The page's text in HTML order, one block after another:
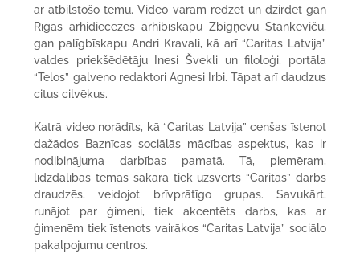
ar atbilstošo tēmu. Video varam redzēt un dzirdēt gan
Rīgas arhidiecēzes arhibīskapu Zbigņevu Stankeviču,
gan palīgbīskapu Andri Kravali, kā arī “Caritas Latvija”
valdes priekšēdētāju Inesi Švekli un filoloģi, portāla
“Telos” galveno redaktori Agnesi Irbi. Tāpat arī daudzus
citus cilvēkus.
Katrā video norādīts, kā “Caritas Latvija” cenšas īstenot
dažādos Baznīcas sociālās mācības aspektus, kas ir
nodibinājuma darbības pamatā. Tā, piemēram,
līdzdalības tēmas sakarā tiek uzsvērts “Caritas” darbs
draudzēs, veidojot brīvprātīgo grupas. Savukārt,
runājot par ģimeni, tiek akcentēts darbs, kas ar
ģimenēm tiek īstenots vairākos “Caritas Latvija” sociālo
pakalpojumu centros.